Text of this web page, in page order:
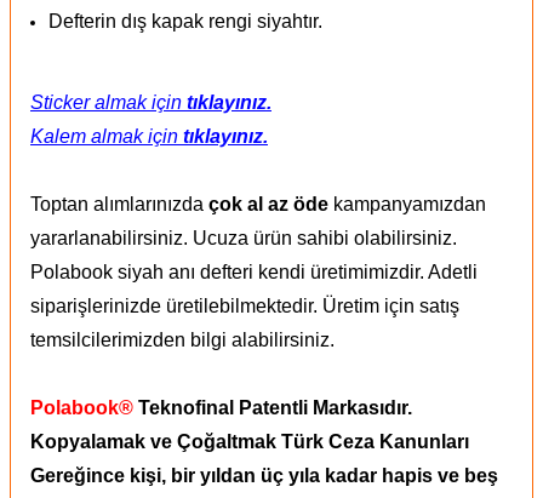
Defterin dış kapak rengi siyahtır.
Sticker almak için tıklayınız.
Kalem almak için tıklayınız.
Toptan alımlarınızda çok al az öde kampanyamızdan
yararlanabilirsiniz. Ucuza ürün sahibi olabilirsiniz.
Polabook siyah anı defteri kendi üretimimizdir. Adetli
siparişlerinizde üretilebilmektedir. Üretim için satış
temsilcilerimizden bilgi alabilirsiniz.
Polabook® Teknofinal Patentli Markasıdır.
Kopyalamak ve Çoğaltmak Türk Ceza Kanunları
Gereğince kişi, bir yıldan üç yıla kadar hapis ve beş